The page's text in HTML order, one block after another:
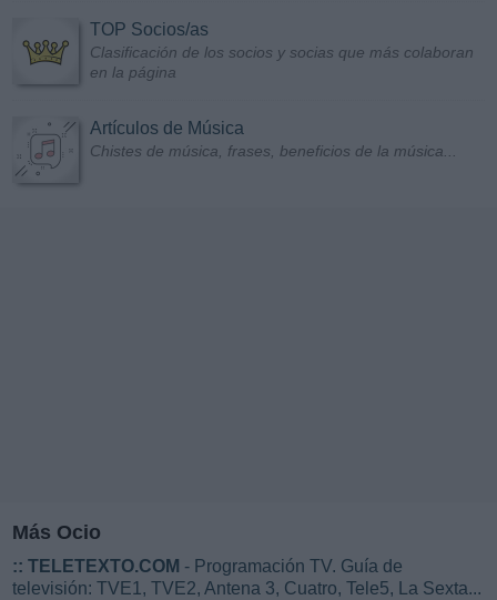
TOP Socios/as
Clasificación de los socios y socias que más colaboran
en la página
Artículos de Música
Chistes de música, frases, beneficios de la música...
Más Ocio
:: TELETEXTO.COM - Programación TV. Guía de
televisión: TVE1, TVE2, Antena 3, Cuatro, Tele5, La Sexta...